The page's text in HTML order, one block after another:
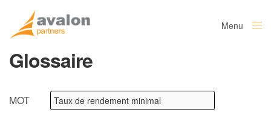
Menu
Glossaire
MOT